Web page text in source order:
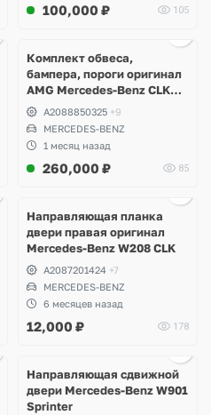
100,000 ₽ 105
Комплект обвеса,
бампера, пороги оригинал
AMG Mercedes-Benz CLK
W208A2088850325 +9
MERCEDES-BENZ
1 месяц назад
260,000 ₽ 85
Направляющая планка
двери правая оригинал
Mercedes-Benz W208 CLK
A2087201424 +7
MERCEDES-BENZ
6 месяцев назад
12,000 ₽ 178
Направляющая сдвижной
двери Mercedes-Benz W901
Sprinter